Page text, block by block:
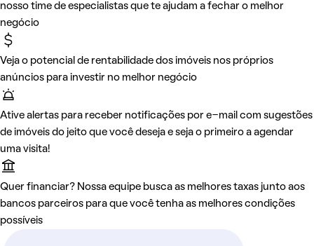
nosso time de especialistas que te ajudam a fechar o melhor
negócio
Veja o potencial de rentabilidade dos imóveis nos próprios
anúncios para investir no melhor negócio
Ative alertas para receber notificações por e-mail com sugestões
de imóveis do jeito que você deseja e seja o primeiro a agendar
uma visita!
Quer financiar? Nossa equipe busca as melhores taxas junto aos
bancos parceiros para que você tenha as melhores condições
possíveis